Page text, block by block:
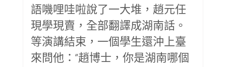
語嘰哩哇啦說了一大堆，趙元任
現學現賣，全部翻譯成湖南話。
等演講結束，一個學生還沖上臺
來問他：“趙博士，你是湖南哪個